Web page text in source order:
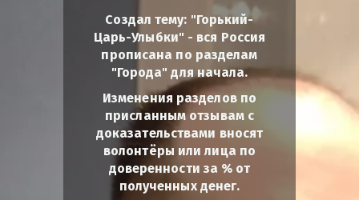
Создал тему: "Горький-
Царь-Улыбки" - вся Россия
прописана по разделам
"Города" для начала.
Изменения разделов по
присланным отзывам с
доказательствами вносят
волонтёры или лица по
доверенности за % от
полученных денег.